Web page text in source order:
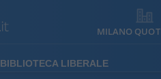
MILANO
BIBLIOTECA LIBERALE